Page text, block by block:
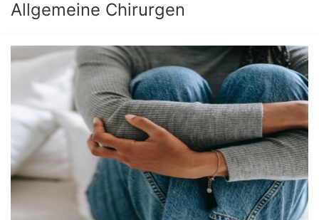
Allgemeine Chirurgen